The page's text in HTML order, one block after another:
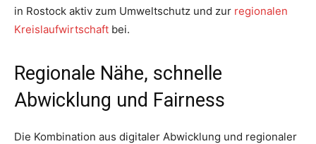
in Rostock aktiv zum Umweltschutz und zur regionalen
Kreislaufwirtschaft bei.
Regionale Nähe, schnelle
Abwicklung und Fairness
Die Kombination aus digitaler Abwicklung und regionaler